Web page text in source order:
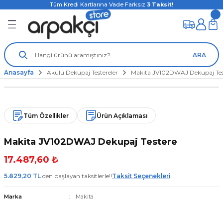
Tüm Kredi Kartlarına Vade Farksız 3 Taksit!
ARA
Anasayfa Akülü Dekupaj Testereler Makita JV102DWAJ Dekupaj
Tüm Özellikler Ürün Açıklaması
Makita JV102DWAJ Dekupaj Testere
17.487,60 ₺
5.829,20 TL den başlayan taksitlerle!!Taksit Seçenekleri
Marka
Makita